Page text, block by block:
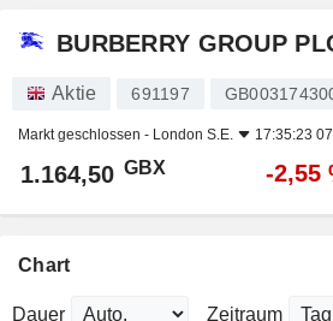
BURBERRY GROUP
Aktie 691197
Markt geschlossen - London S.E. 17:35:23
1.164,50 GBX -2,55
Chart
Dauer Zeitraum